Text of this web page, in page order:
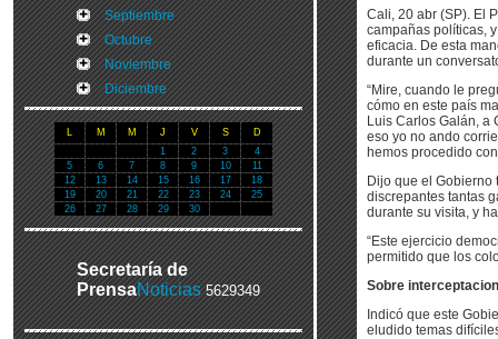
Septiembre
Octubre
Noviembre
Diciembre
L M M J V S
D
1
2 3
4
5
6 7 8 9 10
11
12
13 14 15 16 17
18
19
20 21 22 23 24
25
26
27 28 29 30
Secretaría de
PrensaNoticias 5629349
Cali, 20 abr (SP). El
campañas políticas,
eficacia. De esta
durante un
“Mire, cuando le
cómo en este país
Luis Carlos Galán, a
eso yo no ando
hemos procedido
Dijo que el Gobierno
discrepantes tantas
durante su visita, y
“Este ejercicio
permitido que los
Sobre
Indicó que este
eludido temas